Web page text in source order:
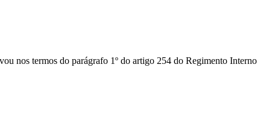
nos termos do parágrafo 1º do artigo 254 do Regimento Interno